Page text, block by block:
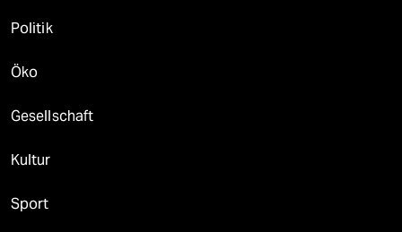
Politik
Öko
Gesellschaft
Kultur
Sport